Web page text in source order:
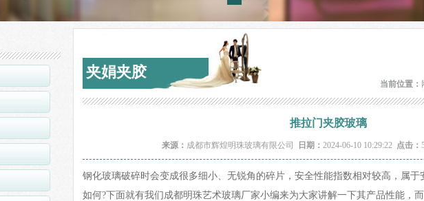
当前位置：
夹娟夹胶
推拉门夹胶玻璃
来源： 成都市辉煌明珠玻璃有限公司 日期： 2024-06-10 10:29:22 点击：
钢化玻璃破碎时会变成很多细小、无锐角的碎片，安全性能指数相对较高，属
如何?下面就有我们成都明珠艺术玻璃厂家小编来为大家讲解一下其产品性能，